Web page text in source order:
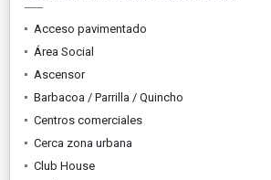
Acceso pavimentado
Área Social
Ascensor
Barbacoa / Parrilla / Quincho
Centros comerciales
Cerca zona urbana
Club House